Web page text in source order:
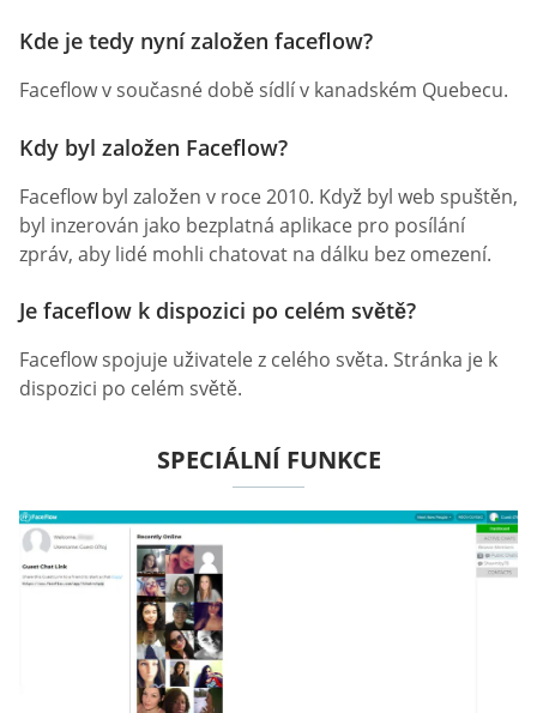
Kde je tedy nyní založen faceflow?
Faceflow v současné době sídlí v kanadském Quebecu.
Kdy byl založen Faceflow?
Faceflow byl založen v roce 2010. Když byl web spuštěn,
byl inzerován jako bezplatná aplikace pro posílání
zpráv, aby lidé mohli chatovat na dálku bez omezení.
Je faceflow k dispozici po celém světě?
Faceflow spojuje uživatele z celého světa. Stránka je k
dispozici po celém světě.
SPECIÁLNÍ FUNKCE